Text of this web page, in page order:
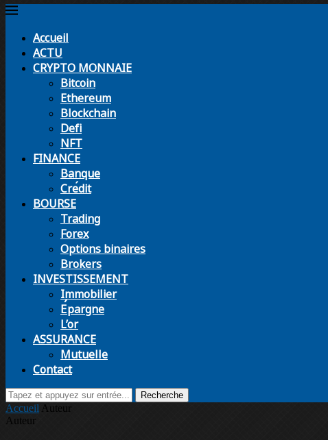
Accueil
ACTU
CRYPTO MONNAIE
Bitcoin
Ethereum
Blockchain
Defi
NFT
FINANCE
Banque
Crédit
BOURSE
Trading
Forex
Options binaires
Brokers
INVESTISSEMENT
Immobilier
Épargne
L’or
ASSURANCE
Mutuelle
Contact
Recherche
Accueil Auteur
Auteur